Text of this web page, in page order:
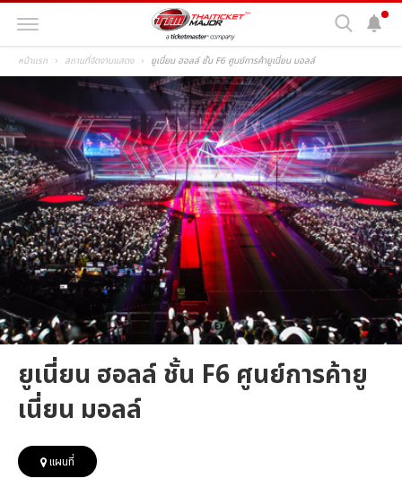
หน้าแรก สถานที่จัดงานแสดง ยูเนี่ยน ฮอลล์ ชั้น F6 ศูนย์การค้ายูเนี่ยน มอลล์
ยูเนี่ยน ฮอลล์ ชั้น F6 ศูนย์การค้ายู
เนี่ยน มอลล์
แผนที่